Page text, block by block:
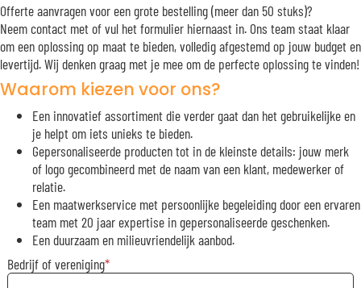
Offerte aanvragen voor een grote bestelling (meer dan 50 stuks)?
Neem contact met of vul het formulier hiernaast in. Ons team staat klaar
om een oplossing op maat te bieden, volledig afgestemd op jouw budget en
levertijd. Wij denken graag met je mee om de perfecte oplossing te vinden!
Waarom kiezen voor ons?
Een innovatief assortiment die verder gaat dan het gebruikelijke en
je helpt om iets unieks te bieden.
Gepersonaliseerde producten tot in de kleinste details: jouw merk
of logo gecombineerd met de naam van een klant, medewerker of
relatie.
Een maatwerkservice met persoonlijke begeleiding door een ervaren
team met 20 jaar expertise in gepersonaliseerde geschenken.
Een duurzaam en milieuvriendelijk aanbod.
Bedrijf of vereniging